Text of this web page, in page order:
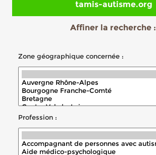
tamis-autisme.org
Affiner la recherche :
Zone géographique concernée :
Profession :